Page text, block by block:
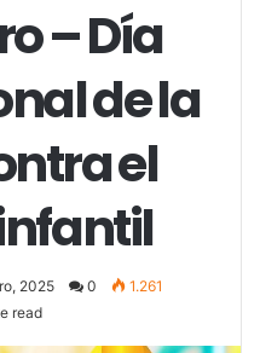
– Día
de la
el
2025 0
1.261
read